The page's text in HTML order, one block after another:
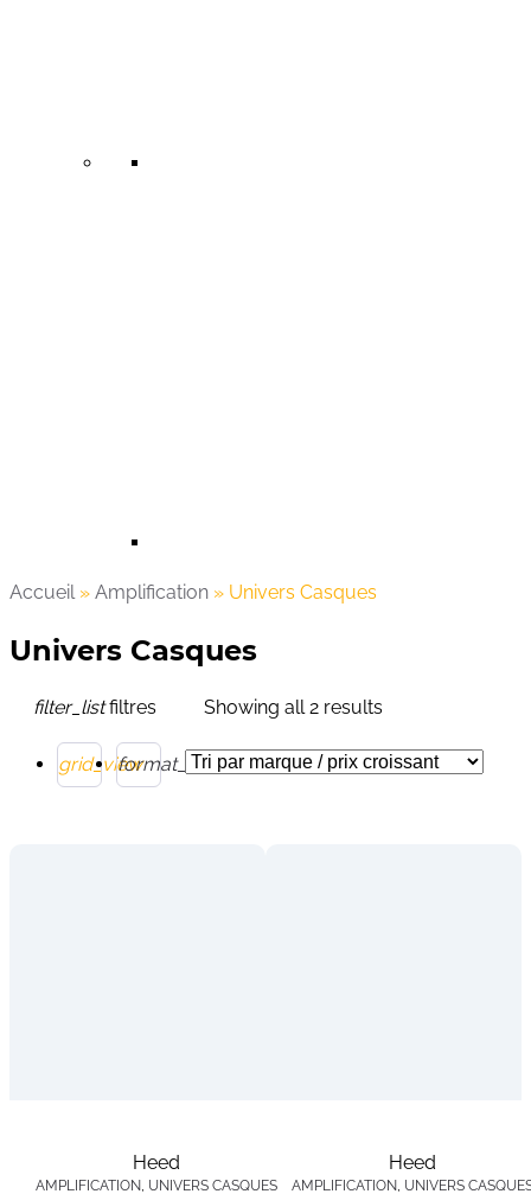
Accueil» Amplification » Univers Casques
Univers Casques
filter_list filtres Showing all 2 results
grid_viewformat_list_bulleted
Heed
AMPLIFICATION, UNIVERS CASQUES
Heed
AMPLIFICATION, UNIVERS